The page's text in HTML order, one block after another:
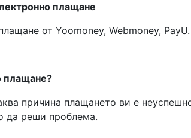
плащане
от Yoomoney, Webmoney, PayU.
плащане?
причина плащането ви е
да реши проблема.